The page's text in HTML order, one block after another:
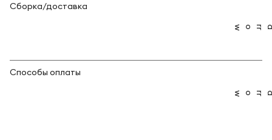
Сборка/доставка
Способы оплаты